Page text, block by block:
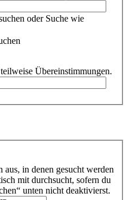
oder Suche wie
Übereinstimmungen.
in denen gesucht werden
mit durchsucht, sofern du
unten nicht deaktivierst.